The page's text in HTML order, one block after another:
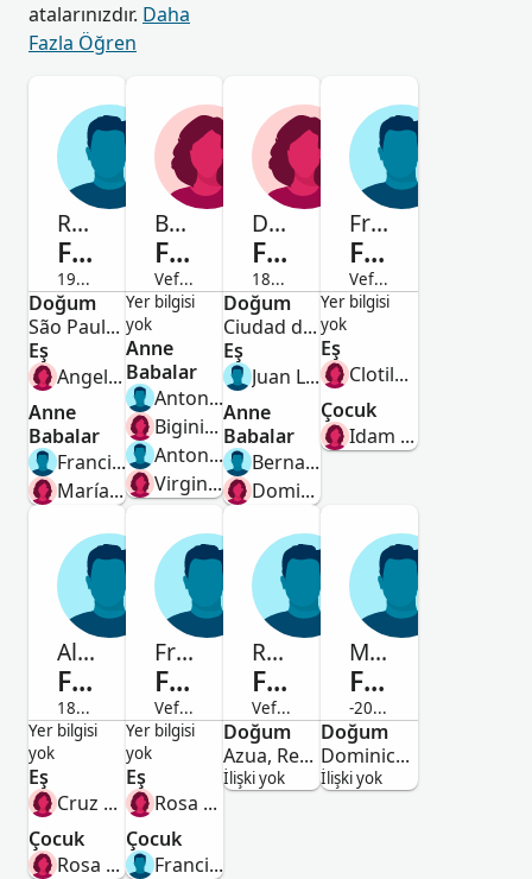
atalarınızdır. Daha
Fazla Öğren
Ramon
Filpo
1905-Vefat etmiş
Erkek
Doğum
São Paulo, São Paulo, Brasil
Eş
Angela Conte
Anne
Babalar
Francisco Filpo Moyano
María del Pilar Beltrán Altea
Bernardino
Filpo
Vefat etmiş
Kadın
Yer bilgisi
yok
Anne
Babalar
Antonio Ferpo
Biginia Beltran
Antonio Firppo
Virginia Beltrami
Dominga Catalina
Filpo
1872-Vefat etmiş
Kadın
Doğum
Ciudad de Buenos Aires, Argentina
Eş
Juan Lapirat
Anne
Babalar
Bernardo Filpo
Dominga Palmero
Francisco
Filpo
Vefat etmiş
Erkek
Yer bilgisi
yok
Eş
Clotilde Costa
Çocuk
Idam Margheritam Filpo
Alvaro Tomás
Filpo
1871-Vefat etmiş
Erkek
Yer bilgisi
yok
Eş
Cruz Altagracia Mendoza Agesta
Çocuk
Rosa Silvera
Francisco
Filpo
Vefat etmiş
Erkek
Yer bilgisi
yok
Eş
Rosa Escala
Çocuk
Francisco Filpo
Ramon
Filpo
Vefat etmiş
Erkek
Doğum
Azua, República Dominicana
İlişki yok
Manuel De Ovín
Filpo
-2010
Erkek
Doğum
Dominican Republic
İlişki yok